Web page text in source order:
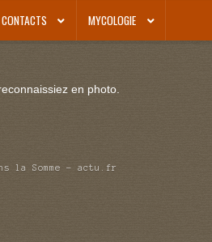
MYCOLOGIE
en photo.
la Somme – actu.fr